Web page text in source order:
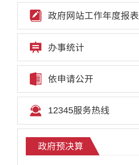
权责清单
行政事项
部门信息公开基本目录
重大项目
重点领域责任部门信息公开
政府网站工作年度报表
办事统计
依申请公开
12345服务热线
政府预决算